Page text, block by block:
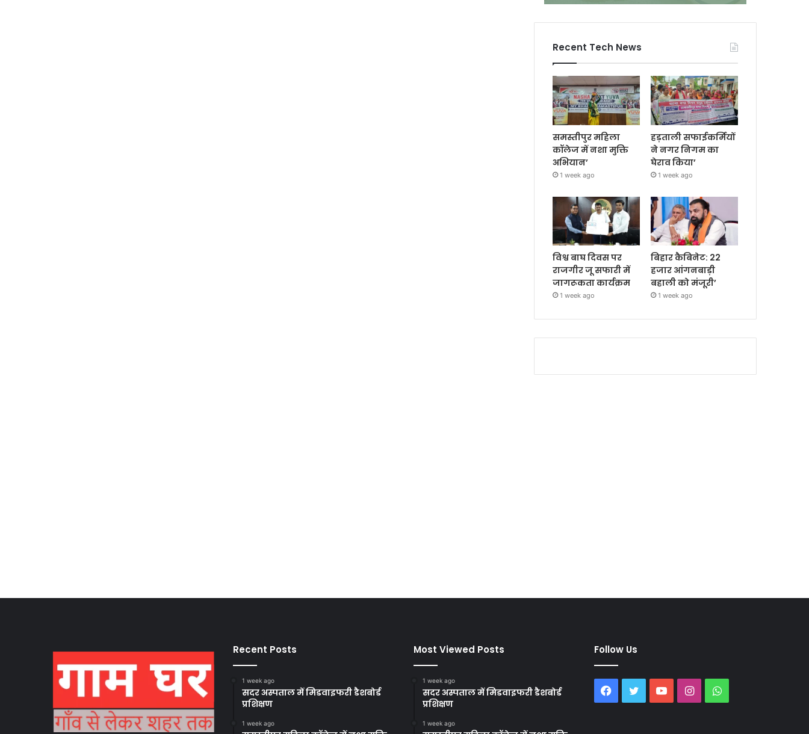
Recent Tech News
समस्तीपुर महिला
कॉलेज में नशा मुक्ति
अभियान’
1 week ago
हड़ताली सफाईकर्मियों
ने नगर निगम का
घेराव किया’
1 week ago
विश्व बाघ दिवस पर
राजगीर जू सफारी में
जागरूकता कार्यक्रम
1 week ago
बिहार कैबिनेट: 22
हजार आंगनबाड़ी
बहाली को मंजूरी’
1 week ago
Recent Posts
1 week ago
सदर अस्पताल में मिडवाइफरी डैशबोर्ड
प्रशिक्षण
1 week ago
Most Viewed Posts
1 week ago
सदर अस्पताल में मिडवाइफरी डैशबोर्ड
प्रशिक्षण
1 week ago
Follow Us
Facebook
TwitterYouTubeInstagramWhatsApp